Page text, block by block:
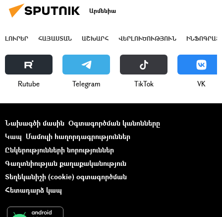
Արմենիա
ԼՈՒՐԵՐ ՀԱՅԱՍՏԱՆ ԱՇԽԱՐՀ ՎԵՐԼՈՒԾՈՒԹՅՈՒՆ
Rutube Telegram ТikТоk VK
Նախագծի մասին Օգտագործման կանոնները
Կապ Մամուլի հաղորդագրություններ
Ընկերությունների նորություններ
Գաղտնիության քաղաքականություն
Տեղեկանիշի (cookie) օգտագործման
Հետադարձ կապ